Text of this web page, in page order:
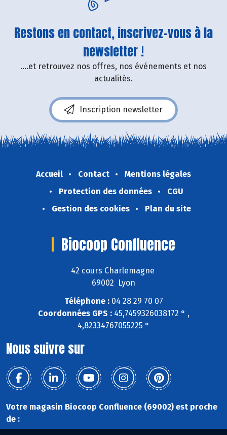
Restons en contact, inscrivez-vous à la
newsletter !
....et retrouvez nos offres, nos événements et nos
actualités.
Inscription newsletter
Accueil Contact
Mentions légales
Protection des données
CGU
Gestion des cookies
Plan du site
Biocoop Confluence
42 cours Charlemagne
69002 Lyon
Téléphone :04 28 29 70 07
Coordonnées GPS :45,7459326038172 ° ,
4,82334767055225 °
Nous suivre sur
Votre magasin Biocoop Confluence (69002) est proche
de :